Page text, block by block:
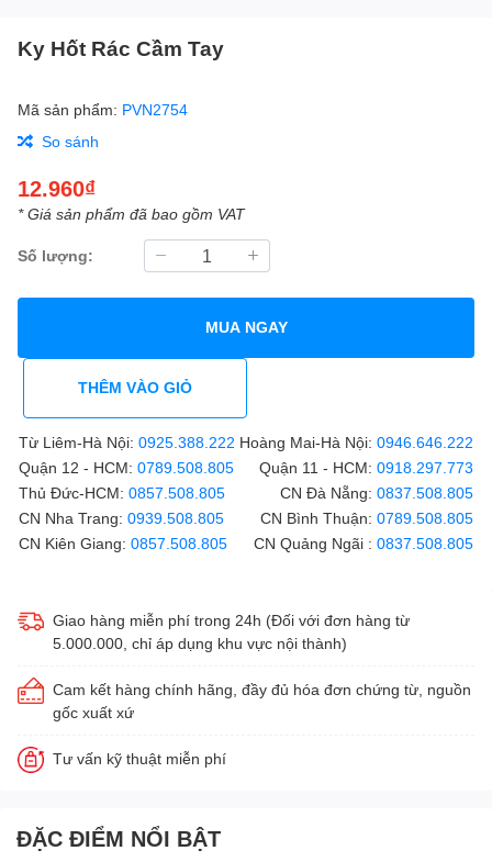
Ky Hốt Rác Cầm Tay
Mã sản phẩm: PVN2754
So sánh
12.960₫
* Giá sản phẩm đã bao gồm VAT
Số lượng:
MUA NGAY
THÊM VÀO GIỎ
Từ Liêm-Hà Nội: 0925.388.222 Hoàng Mai-Hà Nội: 0946.646.222
Quận 12 - HCM: 0789.508.805 Quận 11 - HCM: 0918.297.773
Thủ Đức-HCM: 0857.508.805 CN Đà Nẵng: 0837.508.805
CN Nha Trang: 0939.508.805 CN Bình Thuận: 0789.508.805
CN Kiên Giang: 0857.508.805 CN Quảng Ngãi : 0837.508.805
Giao hàng miễn phí trong 24h (Đối với đơn hàng từ
5.000.000, chỉ áp dụng khu vực nội thành)
Cam kết hàng chính hãng, đầy đủ hóa đơn chứng từ, nguồn
gốc xuất xứ
Tư vấn kỹ thuật miễn phí
ĐẶC ĐIỂM NỔI BẬT